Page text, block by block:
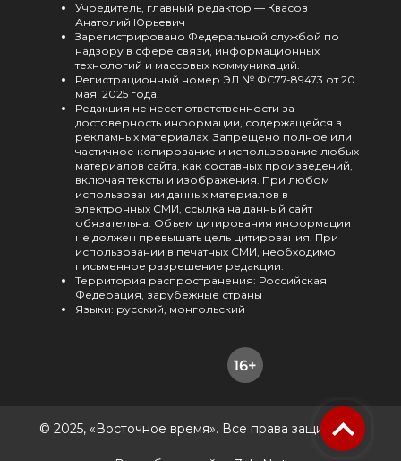
Учредитель, главный редактор — Квасов
Анатолий Юрьевич
Зарегистрировано Федеральной службой по
надзору в сфере связи, информационных
технологий и массовых коммуникаций.
Регистрационный номер ЭЛ № ФС77-89473 от 20
мая 2025 года.
Редакция не несет ответственности за
достоверность информации, содержащейся в
рекламных материалах. Запрещено полное или
частичное копирование и использование любых
материалов сайта, как составных произведений,
включая тексты и изображения. При любом
использовании данных материалов в
электронных СМИ, ссылка на данный сайт
обязательна. Объем цитирования информации
не должен превышать цель цитирования. При
использовании в печатных СМИ, необходимо
письменное разрешение редакции.
Территория распространения: Российская
Федерация, зарубежные страны
Языки: русский, монгольский
© 2025, «Восточное время». Все права защищены.